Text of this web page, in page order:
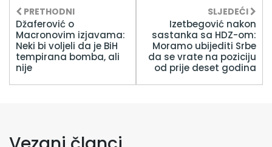
PRETHODNI
Džaferović o
Macronovim izjavama:
Neki bi voljeli da je BiH
tempirana bomba, ali
nije
SLJEDEĆI
Izetbegović nakon
sastanka sa HDZ-om:
Moramo ubijediti Srbe
da se vrate na poziciju
od prije deset godina